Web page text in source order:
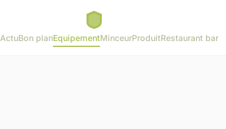
ActuBon planEquipementMinceurProduitRestaurant bar